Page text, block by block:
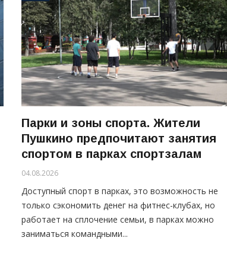
Парки и зоны спорта. Жители
Пушкино предпочитают занятия
спортом в парках спортзалам
04.08.2026
Доступный спорт в парках, это возможность не
только сэкономить денег на фитнес-клубах, но
работает на сплочение семьи, в парках можно
заниматься командными...